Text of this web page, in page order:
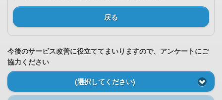
戻る
今後のサービス改善に役立ててまいりますので、アンケートにご
協力ください
(選択してください)